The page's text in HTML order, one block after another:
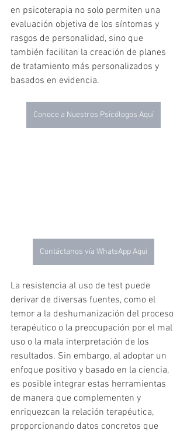
en psicoterapia no solo permiten una
evaluación objetiva de los síntomas y
rasgos de personalidad, sino que
también facilitan la creación de planes
de tratamiento más personalizados y
basados en evidencia.
Conoce a Nuestros Psicólogos Aquí
Contáctanos vía WhatsApp Aquí
La resistencia al uso de test puede
derivar de diversas fuentes, como el
temor a la deshumanización del proceso
terapéutico o la preocupación por el mal
uso o la mala interpretación de los
resultados. Sin embargo, al adoptar un
enfoque positivo y basado en la ciencia,
es posible integrar estas herramientas
de manera que complementen y
enriquezcan la relación terapéutica,
proporcionando datos concretos que